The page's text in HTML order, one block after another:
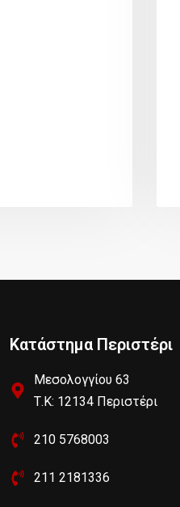
Κατάστημα Περιστέρι
Μεσολογγίου 63
Τ.Κ: 12134 Περιστέρι
210 5768003
211 2181336